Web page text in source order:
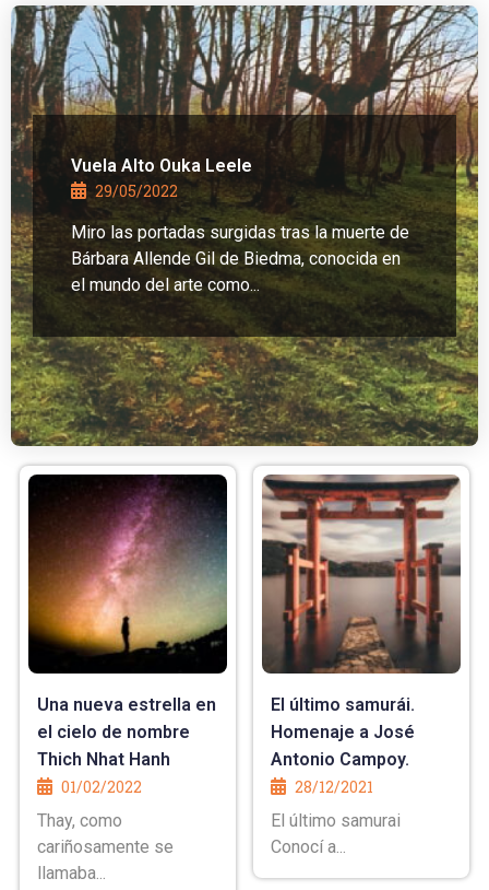
Vuela Alto Ouka Leele
29/05/2022
Miro las portadas surgidas tras la muerte de
Bárbara Allende Gil de Biedma, conocida en
el mundo del arte como...
Una nueva estrella en
el cielo de nombre
Thich Nhat Hanh
01/02/2022
Thay, como
cariñosamente se
llamaba...
El último samurái.
Homenaje a José
Antonio Campoy.
28/12/2021
El último samurai
Conocí a...